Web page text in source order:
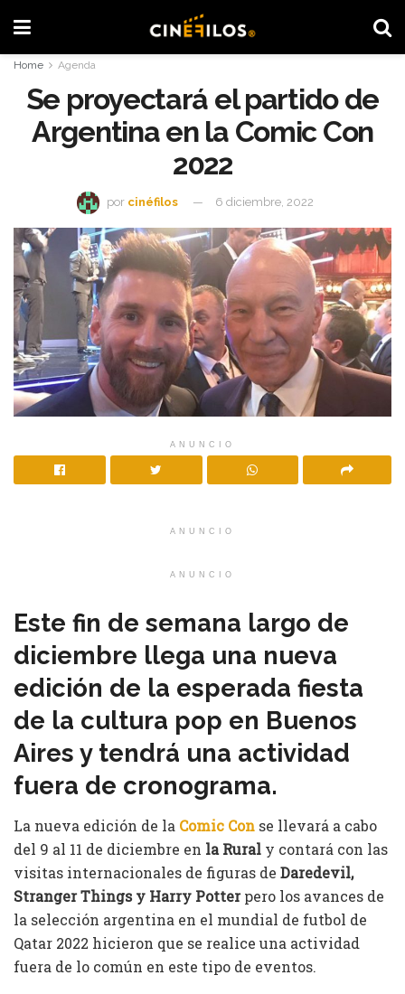
Home Agenda
Se proyectará el partido de
Argentina en la Comic Con
2022
por cinéfilos 6 diciembre, 2022
ANUNCIO
ANUNCIO
ANUNCIO
Este fin de semana largo de
diciembre llega una nueva
edición de la esperada fiesta
de la cultura pop en Buenos
Aires y tendrá una actividad
fuera de cronograma.
La nueva edición de la Comic Con se llevará a cabo
del 9 al 11 de diciembre en la Rural y contará con las
visitas internacionales de figuras de Daredevil,
Stranger Things y Harry Potterpero los avances de
la selección argentina en el mundial de futbol de
Qatar 2022 hicieron que se realice una actividad
fuera de lo común en este tipo de eventos.